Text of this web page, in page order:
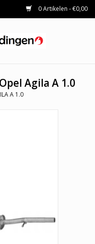
0 Artikelen - €0,00
Agila A 1.0
A 1.0